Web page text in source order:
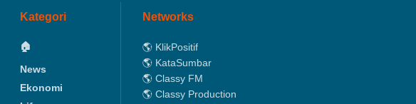
Kategori
🏠
News
Ekonomi
Networks
🌎 KlikPositif
🌎 KataSumbar
🌎 Classy FM
🌎 Classy Production